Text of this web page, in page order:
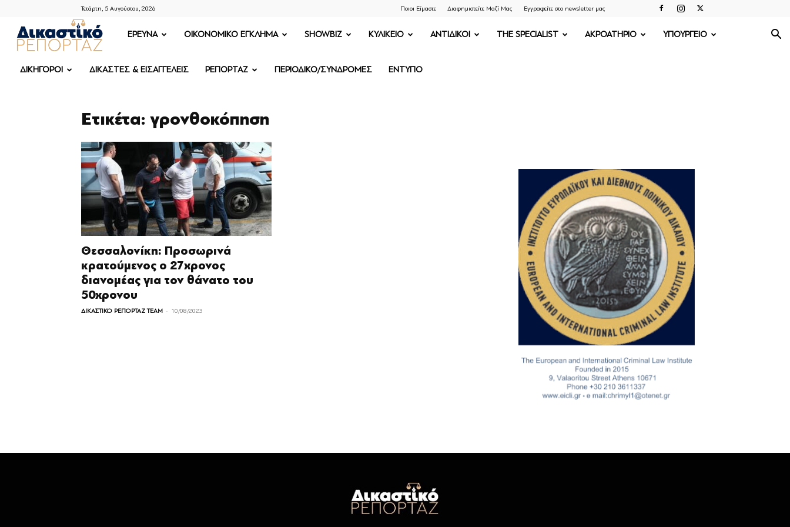
Τετάρτη, 5 Αυγούστου, 2026 Ποιοι Είμαστε Διαφημιστείτε Μαζί Μας Εγγραφείτε στο newsletter μας
ΔΙΚΑΣΤΙΚΟ
ΡΕΠΟΡΤΑΖ
ΕΡΕΥΝΑ OIKONOMIKO ΕΓΚΛΗΜΑ SHOWBIZ ΚΥΛΙΚΕΙΟ ΑΝΤΙΔΙΚΟΙ THE SPECIALIST ΑΚΡΟΑΤΗΡΙΟ ΥΠΟΥΡΓΕΙΟ
ΔΙΚΗΓΟΡΟΙ ΔΙΚΑΣΤΕΣ & ΕΙΣΑΓΓΕΛΕΙΣ ΡΕΠΟΡΤΑΖ ΠΕΡΙΟΔΙΚΟ/ΣΥΝΔΡΟΜΕΣ ΕΝΤΥΠΟ
Ετικέτα: γρονθοκόπηση
Θεσσαλονίκη: Προσωρινά
κρατούμενος ο 27χρονος
διανομέας για τον θάνατο του
50χρονου
ΔΙΚΑΣΤΙΚΟ ΡΕΠΟΡΤΑΖ TEAM - 10/08/2023